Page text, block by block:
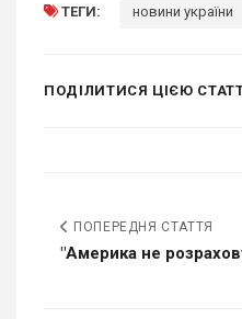
ТЕГИ: новини україни
ПОДІЛИТИСЯ ЦІЄЮ
ПОПЕРЕДНЯ СТАТТЯ
"Америка не